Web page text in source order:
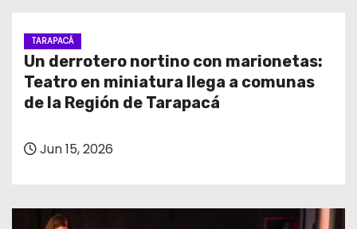
TARAPACÁ
Un derrotero nortino con marionetas:
Teatro en miniatura llega a comunas
de la Región de Tarapacá
Jun 15, 2026